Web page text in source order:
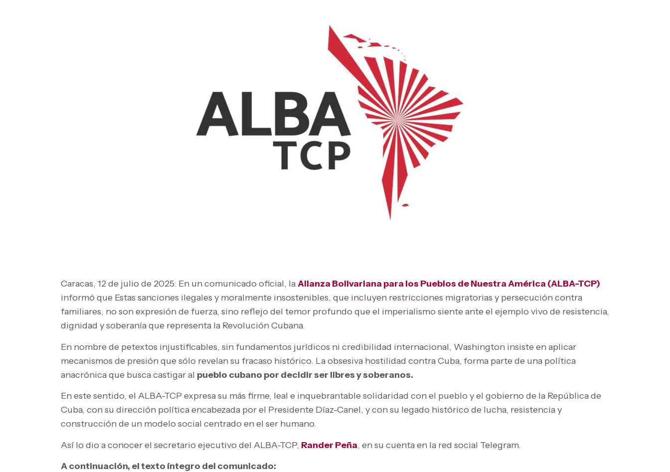
Caracas, 12 de julio de 2025: En un comunicado oficial, laAlianza Bolivariana para los Pueblos de Nuestra América (ALBA-TCP)
informó que Estas sanciones ilegales y moralmente insostenibles, que incluyen restricciones migratorias y persecución contra
familiares, no son expresión de fuerza, sino reflejo del temor profundo que el imperialismo siente ante el ejemplo vivo de resistencia,
dignidad y soberanía que representa la Revolución Cubana.
En nombre de petextos injustificables, sin fundamentos jurídicos ni credibilidad internacional, Washington insiste en aplicar
mecanismos de presión que sólo revelan su fracaso histórico. La obsesiva hostilidad contra Cuba, forma parte de una política
anacrónica que busca castigar al pueblo cubano por decidir ser libres y soberanos.
En este sentido, el ALBA-TCP expresa su más firme, leal e inquebrantable solidaridad con el pueblo y el gobierno de la República de
Cuba, con su dirección política encabezada por el Presidente Díaz-Canel, y con su legado histórico de lucha, resistencia y
construcción de un modelo social centrado en el ser humano.
Así lo dio a conocer el secretario ejecutivo del ALBA-TCP, Rander Peña, en su cuenta en la red social Telegram.
A continuación, el texto íntegro del comunicado: